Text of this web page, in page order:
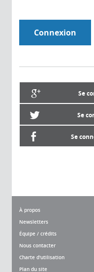
Se
Se
Se
À propos
Newsletters
Équipe / crédits
Nous contacter
Charte d'utilisation
Plan du site